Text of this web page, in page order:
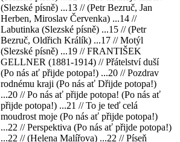
(Slezské písně) ...13 // (Petr Bezruč, Jan
Herben, Miroslav Červenka) ...14 //
Labutinka (Slezské písně) ...15 // (Petr
Bezruč, Oldřich Králík) ...17 // Motýl
(Slezské písně) ...19 // FRANTIŠEK
GELLNER (1881-1914) // Přátelství duší
(Po nás ať přijde potopa!) ...20 // Pozdrav
rodnému kraji (Po nás ať Dřijde potopa!)
...20 // Po nás ať přijde potopa! (Po nás ať
přijde potopa!) ...21 // To je teď celá
moudrost moje (Po nás ať přijde potopa!)
...22 // Perspektiva (Po nás ať přijde potopa!)
...22 // (Helena Malířova) ...22 // Píseň